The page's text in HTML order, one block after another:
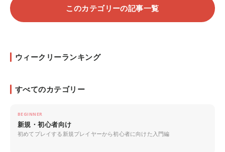
このカテゴリーの記事一覧
ウィークリーランキング
すべてのカテゴリー
BEGINNER
新規・初心者向け
初めてプレイする新規プレイヤーから初心者に向けた入門編